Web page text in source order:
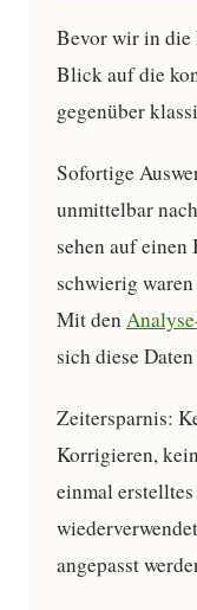
Bevor wir in die
Blick auf die
gegenüber
Sofortige
unmittelbar
sehen auf
schwierig
Mit den
sich diese
Zeitersparnis:
Korrigieren,
einmal
angepasst